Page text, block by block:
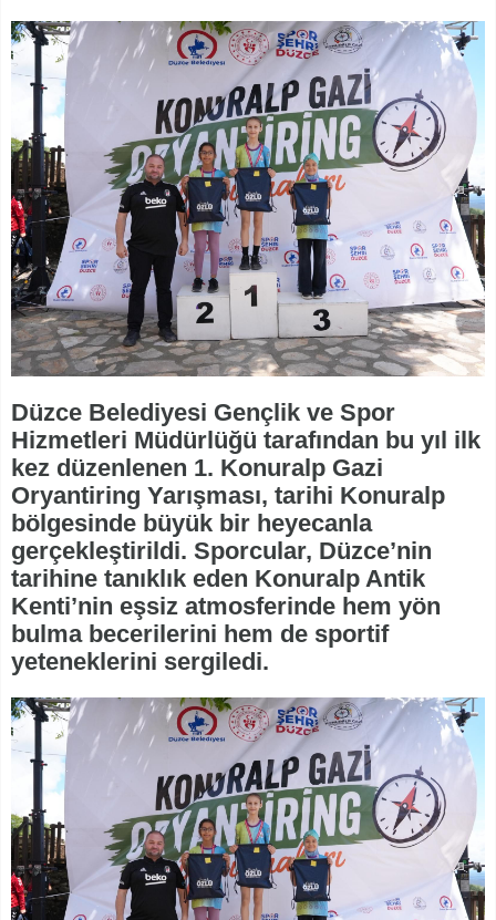
Düzce Belediyesi Gençlik ve Spor
Hizmetleri Müdürlüğü tarafından bu yıl ilk
kez düzenlenen 1. Konuralp Gazi
Oryantiring Yarışması, tarihi Konuralp
bölgesinde büyük bir heyecanla
gerçekleştirildi. Sporcular, Düzce’nin
tarihine tanıklık eden Konuralp Antik
Kenti’nin eşsiz atmosferinde hem yön
bulma becerilerini hem de sportif
yeteneklerini sergiledi.